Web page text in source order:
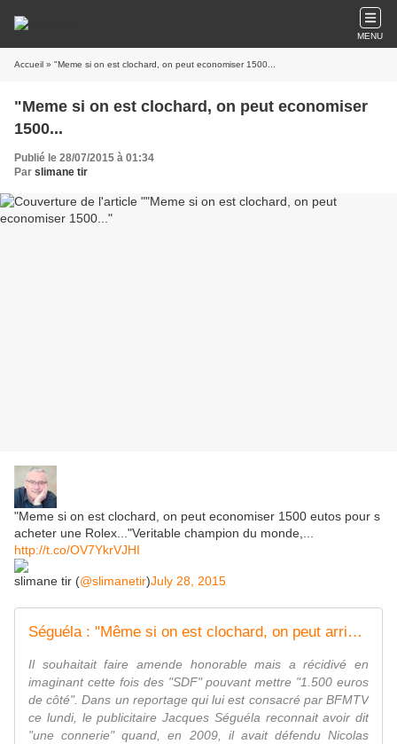
MENU
Accueil » "Meme si on est clochard, on peut economiser 1500...
"Meme si on est clochard, on peut economiser
1500...
Publié le 28/07/2015 à 01:34
Par slimane tir
"Meme si on est clochard, on peut economiser 1500 eutos pour s
acheter une Rolex..."Veritable champion du monde,...
http://t.co/OV7YkrVJHI
slimane tir (@slimanetir)July 28, 2015
Séguéla : "Même si on est clochard, on peut arriver à mettre de côté 1.500 euros" - leJDD.fr
Il souhaitait faire amende honorable mais a récidivé en
imaginant cette fois des "SDF" pouvant mettre "1.500 euros
de côté". Dans un reportage qui lui est consacré par BFMTV
ce lundi, le publicitaire Jacques Séguéla reconnait avoir dit
"une connerie" quand, en 2009, il avait défendu Nicolas